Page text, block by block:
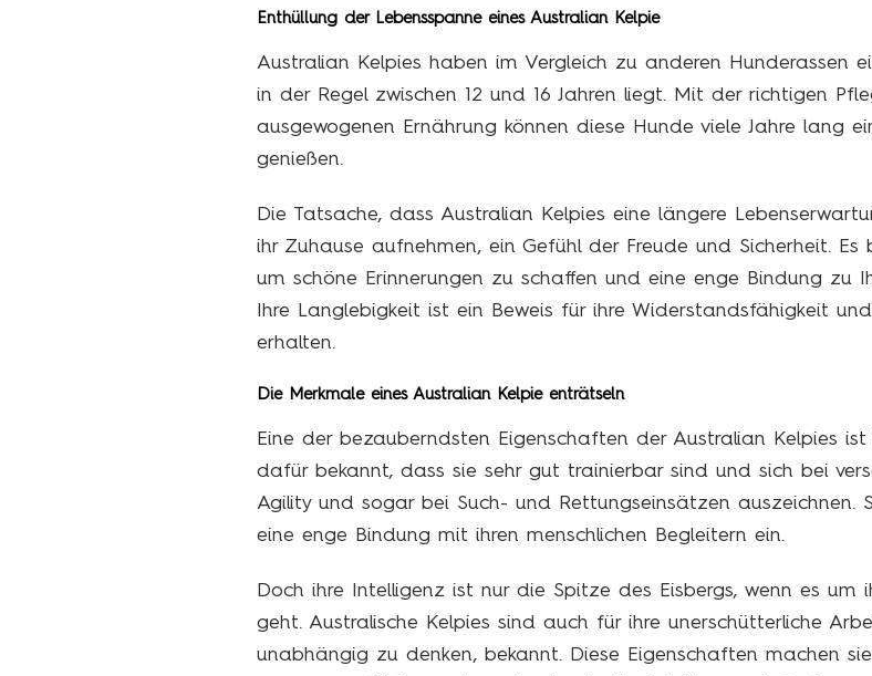
Enthüllung der Lebensspanne eines Australian Kelpie
Australian Kelpies haben im Vergleich zu anderen Hunderassen
in der Regel zwischen 12 und 16 Jahren liegt. Mit der richtigen
ausgewogenen Ernährung können diese Hunde viele Jahre lang
genießen.
Die Tatsache, dass Australian Kelpies eine längere
ihr Zuhause aufnehmen, ein Gefühl der Freude und Sicherheit.
um schöne Erinnerungen zu schaffen und eine enge Bindung zu
Ihre Langlebigkeit ist ein Beweis für ihre Widerstandsfähigkeit
erhalten.
Die Merkmale eines Australian Kelpie enträtseln
Eine der bezauberndsten Eigenschaften der Australian Kelpies
dafür bekannt, dass sie sehr gut trainierbar sind und sich bei
Agility und sogar bei Such- und Rettungseinsätzen auszeichnen.
eine enge Bindung mit ihren menschlichen Begleitern ein.
Doch ihre Intelligenz ist nur die Spitze des Eisbergs, wenn es um
geht. Australische Kelpies sind auch für ihre unerschütterliche
unabhängig zu denken, bekannt. Diese Eigenschaften machen